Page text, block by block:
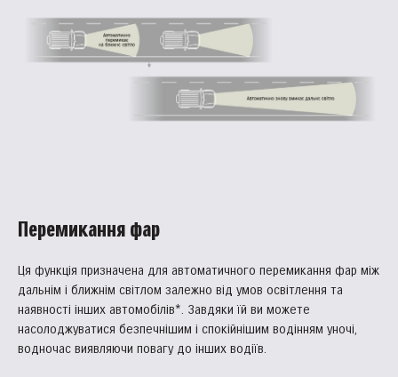
Перемикання фар
Ця функція призначена для автоматичного перемикання фар між
дальнім і ближнім світлом залежно від умов освітлення та
наявності інших автомобілів*. Завдяки їй ви можете
насолоджуватися безпечнішим і спокійнішим водінням уночі,
водночас виявляючи повагу до інших водіїв.